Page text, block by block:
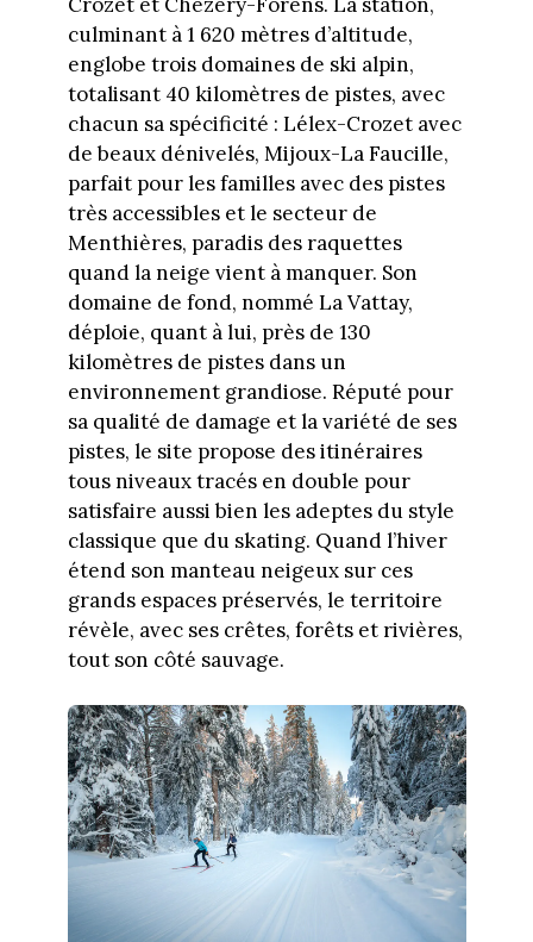
culminant à 1 620 mètres d’altitude,
englobe trois domaines de ski alpin,
totalisant 40 kilomètres de pistes, avec
chacun sa spécificité : Lélex-Crozet avec
de beaux dénivelés, Mijoux-La Faucille,
parfait pour les familles avec des pistes
très accessibles et le secteur de
Menthières, paradis des raquettes
quand la neige vient à manquer. Son
domaine de fond, nommé La Vattay,
déploie, quant à lui, près de 130
kilomètres de pistes dans un
environnement grandiose. Réputé pour
sa qualité de damage et la variété de ses
pistes, le site propose des itinéraires
tous niveaux tracés en double pour
satisfaire aussi bien les adeptes du style
classique que du skating. Quand l’hiver
étend son manteau neigeux sur ces
grands espaces préservés, le territoire
révèle, avec ses crêtes, forêts et rivières,
tout son côté sauvage.